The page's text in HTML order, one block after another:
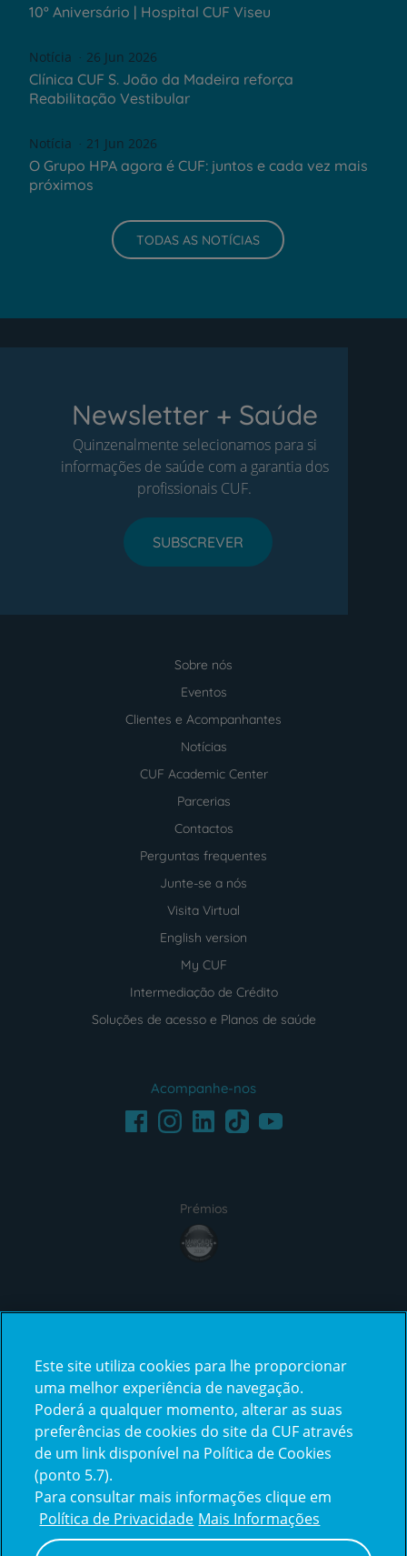
10º Aniversário | Hospital CUF Viseu
Notícia 26 Jun 2026
Clínica CUF S. João da Madeira reforça
Reabilitação Vestibular
Notícia 21 Jun 2026
O Grupo HPA agora é CUF: juntos e cada vez mais
próximos
TODAS AS NOTÍCIAS
Newsletter + Saúde
Quinzenalmente selecionamos para si
informações de saúde com a garantia dos
profissionais CUF.
SUBSCREVER
Sobre nós
Eventos
Clientes e Acompanhantes
Notícias
CUF Academic Center
Parcerias
Contactos
Perguntas frequentes
Junte-se a nós
Visita Virtual
English version
My CUF
Intermediação de Crédito
Soluções de acesso e Planos de saúde
Acompanhe-nos
FacebookInstagramLinkedInTikTokYoutube
Prémios
award4
certification2certification3
Reclamações
e
elogios
Este site utiliza cookies para lhe proporcionar
uma melhor experiência de navegação.
Poderá a qualquer momento, alterar as suas
preferências de cookies do site da CUF através
de um link disponível na Política de Cookies
(ponto 5.7).
Para consultar mais informações clique em
Política de Privacidade Mais Informações